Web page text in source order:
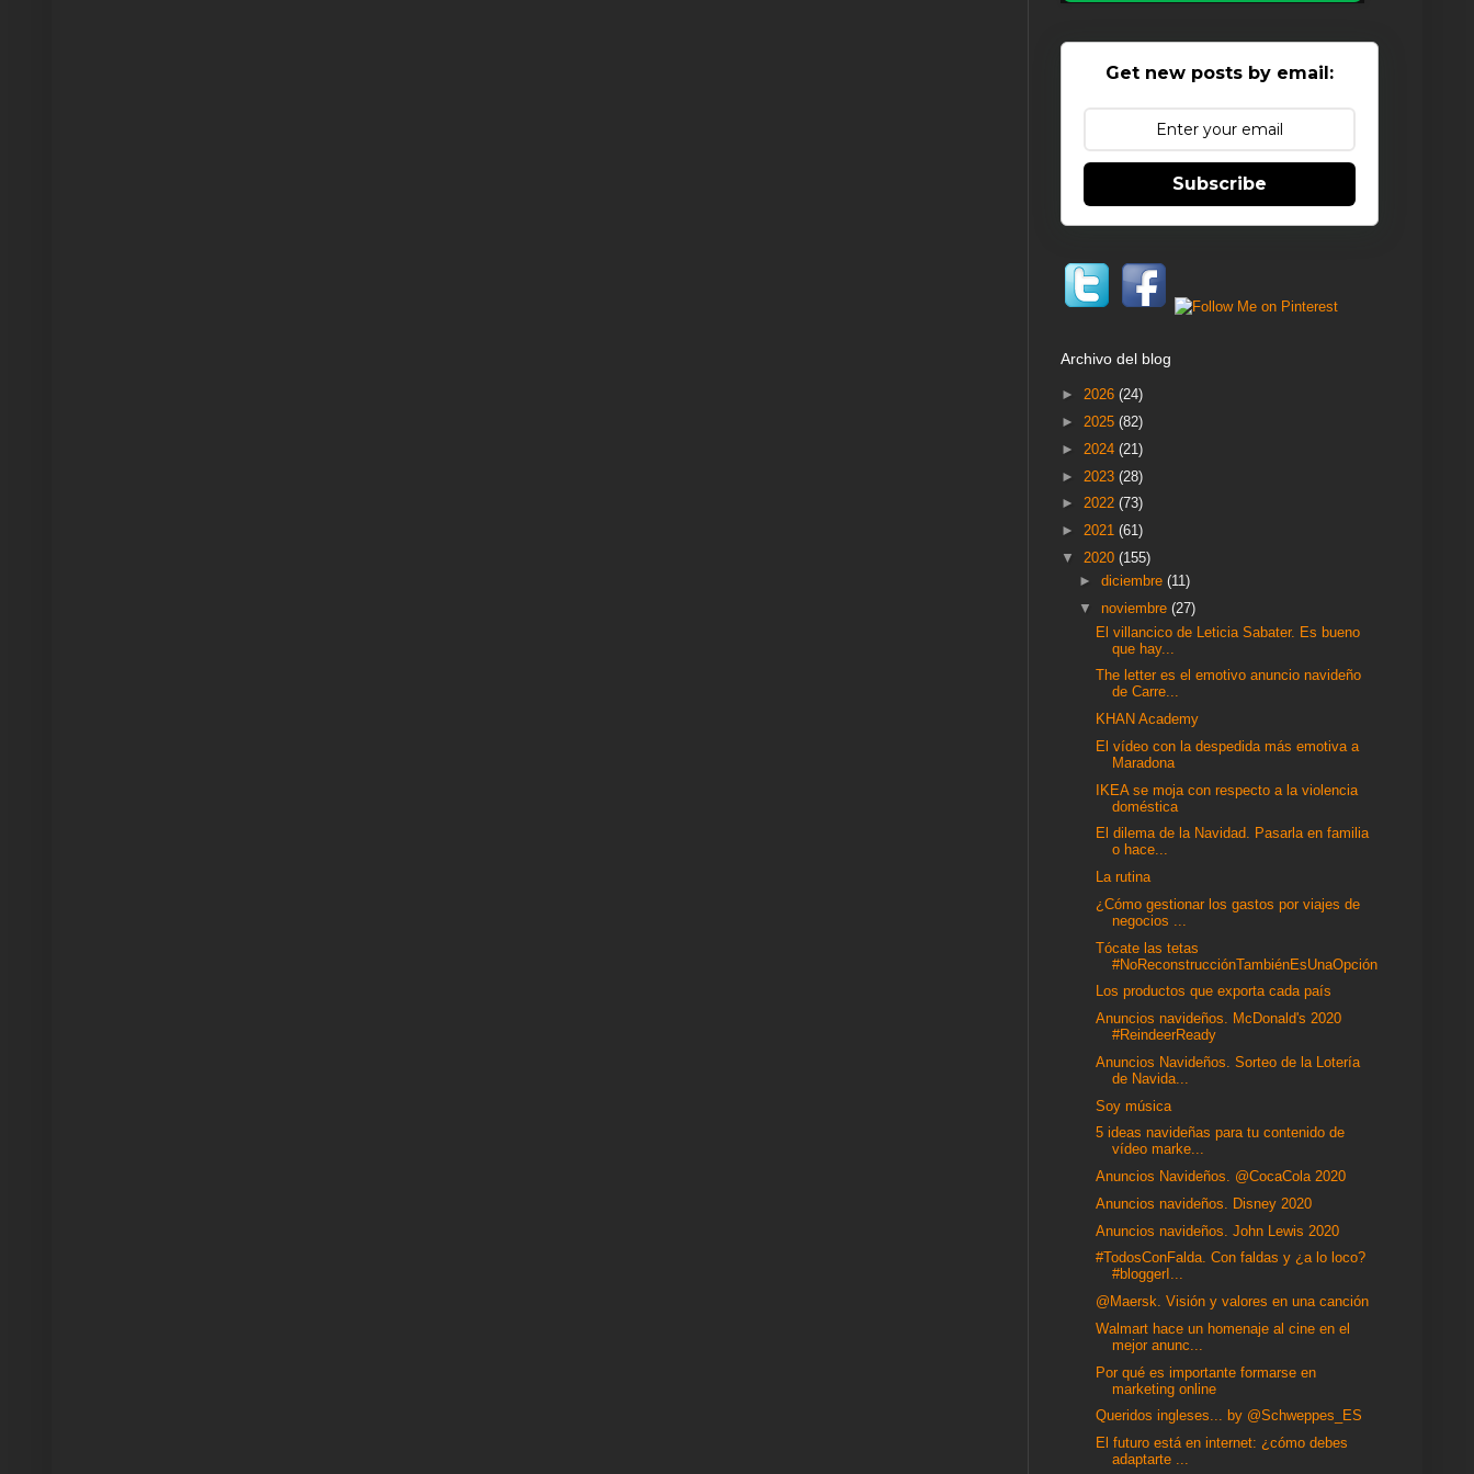
Get new posts by email:
Subscribe
Archivo del blog
► 2026 (24)
► 2025 (82)
► 2024 (21)
► 2023 (28)
► 2022 (73)
► 2021 (61)
▼ 2020 (155)
► diciembre (11)
▼ noviembre (27)
El villancico de Leticia Sabater. Es bueno
que hay...
The letter es el emotivo anuncio navideño
de Carre...
KHAN Academy
El vídeo con la despedida más emotiva a
Maradona
IKEA se moja con respecto a la violencia
doméstica
El dilema de la Navidad. Pasarla en familia
o hace...
La rutina
¿Cómo gestionar los gastos por viajes de
negocios ...
Tócate las tetas
#NoReconstrucciónTambiénEsUnaOpción
Los productos que exporta cada país
Anuncios navideños. McDonald's 2020
#ReindeerReady
Anuncios Navideños. Sorteo de la Lotería
de Navida...
Soy música
5 ideas navideñas para tu contenido de
vídeo marke...
Anuncios Navideños. @CocaCola 2020
Anuncios navideños. Disney 2020
Anuncios navideños. John Lewis 2020
#TodosConFalda. Con faldas y ¿a lo loco?
#bloggerI...
@Maersk. Visión y valores en una canción
Walmart hace un homenaje al cine en el
mejor anunc...
Por qué es importante formarse en
marketing online
Queridos ingleses... by @Schweppes_ES
El futuro está en internet: ¿cómo debes
adaptarte ...